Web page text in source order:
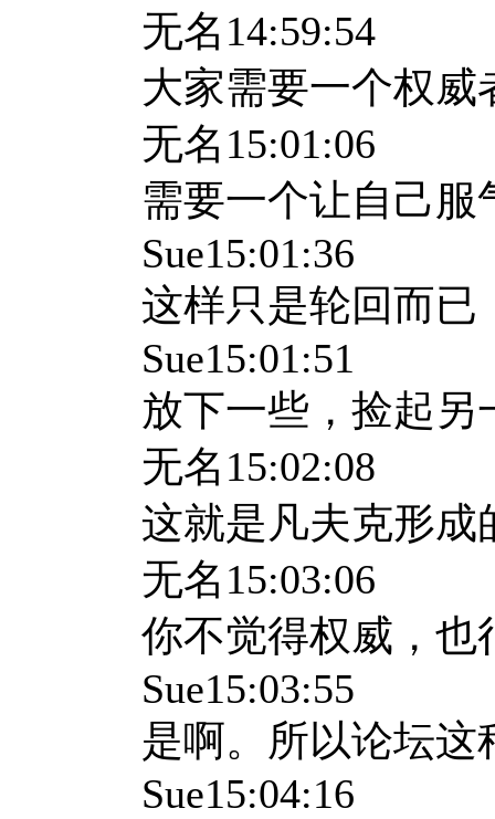
无名 14:59:54
大家需要一个权威
无名 15:01:06
需要一个让自己
Sue15:01:36
这样只是轮回而已
Sue15:01:51
放下一些，捡起另
无名 15:02:08
这就是凡夫克形成
无名 15:03:06
你不觉得权威，也
Sue15:03:55
是啊。所以论坛
Sue15:04:16